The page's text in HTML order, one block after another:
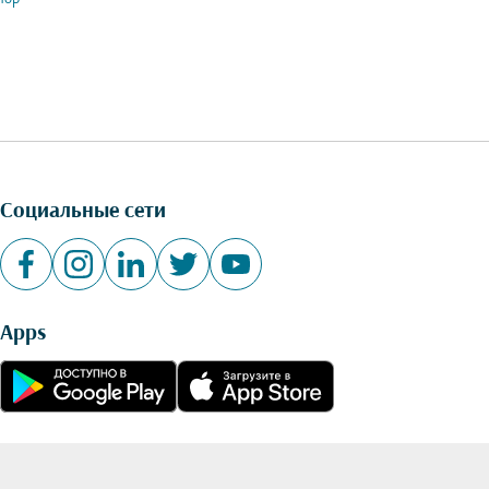
Социальные сети
Apps